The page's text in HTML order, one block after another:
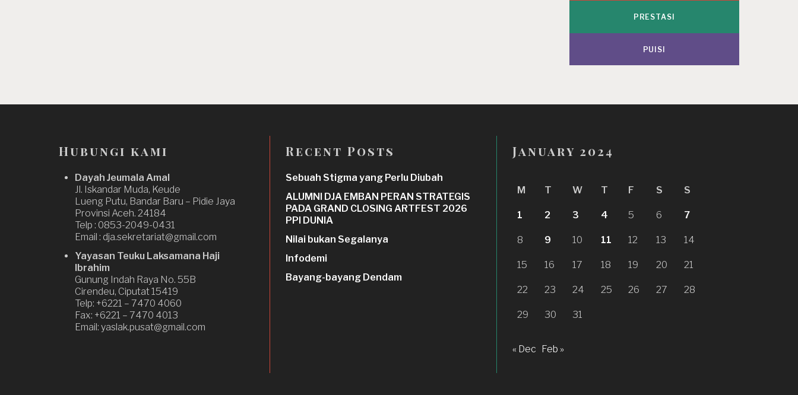
PRESTASI
PUISI
Hubungi kami
Dayah Jeumala Amal
Jl. Iskandar Muda, Keude
Lueng Putu, Bandar Baru – Pidie Jaya
Provinsi Aceh. 24184
Telp : 0853-2049-0431
Email : dja.sekretariat@gmail.com
Yayasan Teuku Laksamana Haji
Ibrahim
Gunung Indah Raya No. 55B
Cirendeu, Ciputat 15419
Telp: +6221 – 7470 4060
Fax: +6221 – 7470 4013
Email: yaslak.pusat@gmail.com
Recent Posts
Sebuah Stigma yang Perlu Diubah
ALUMNI DJA EMBAN PERAN STRATEGIS
PADA GRAND CLOSING ARTFEST 2026
PPI DUNIA
Nilai bukan Segalanya
Infodemi
Bayang-bayang Dendam
January 2024
M T W T F S S
1 2 3 4 5 6 7
8 9 10 11 12 13 14
15 16 17 18 19 20 21
22 23 24 25 26 27 28
29 30 31
« Dec Feb »